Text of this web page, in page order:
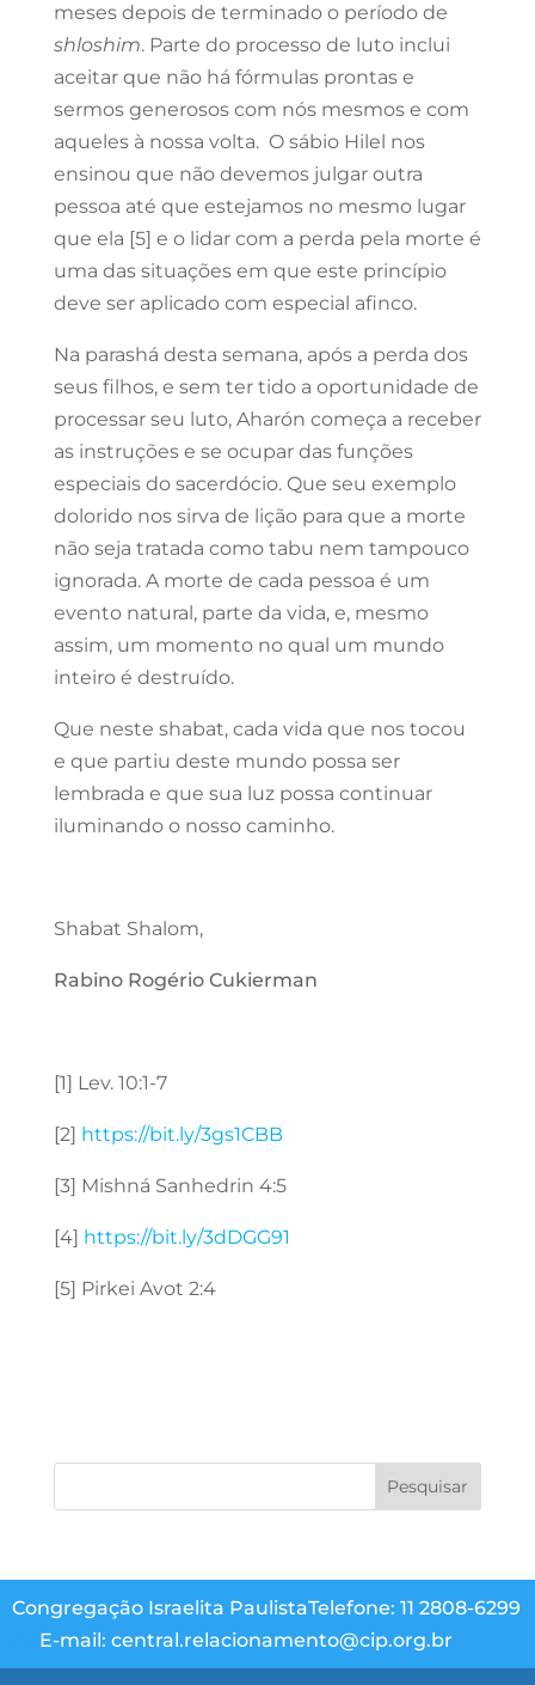
meses depois de terminado o período de
shloshim. Parte do processo de luto inclui
aceitar que não há fórmulas prontas e
sermos generosos com nós mesmos e com
aqueles à nossa volta. O sábio Hilel nos
ensinou que não devemos julgar outra
pessoa até que estejamos no mesmo lugar
que ela [5] e o lidar com a perda pela morte é
uma das situações em que este princípio
deve ser aplicado com especial afinco.
Na parashá desta semana, após a perda dos
seus filhos, e sem ter tido a oportunidade de
processar seu luto, Aharón começa a receber
as instruções e se ocupar das funções
especiais do sacerdócio. Que seu exemplo
dolorido nos sirva de lição para que a morte
não seja tratada como tabu nem tampouco
ignorada. A morte de cada pessoa é um
evento natural, parte da vida, e, mesmo
assim, um momento no qual um mundo
inteiro é destruído.
Que neste shabat, cada vida que nos tocou
e que partiu deste mundo possa ser
lembrada e que sua luz possa continuar
iluminando o nosso caminho.
Shabat Shalom,
Rabino Rogério Cukierman
[1] Lev. 10:1-7
[2] https://bit.ly/3gs1CBB
[3] Mishná Sanhedrin 4:5
[4] https://bit.ly/3dDGG91
[5] Pirkei Avot 2:4
Congregação Israelita PaulistaTelefone: 11 2808-6299
E-mail: central.relacionamento@cip.org.br